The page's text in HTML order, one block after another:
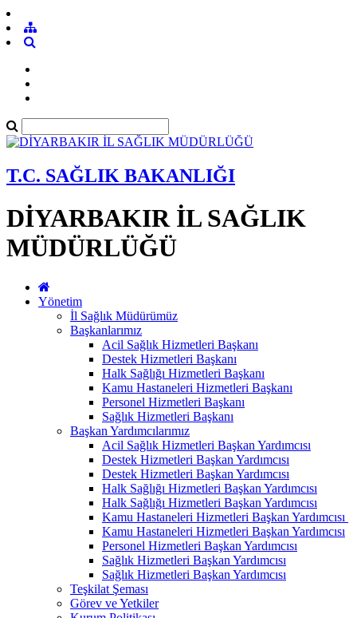
T.C. SAĞLIK BAKANLIĞI
DİYARBAKIR İL SAĞLIK
MÜDÜRLÜĞÜ
Yönetim
İl Sağlık Müdürümüz
Başkanlarımız
Acil Sağlık Hizmetleri Başkanı
Destek Hizmetleri Başkanı
Halk Sağlığı Hizmetleri Başkanı
Kamu Hastaneleri Hizmetleri Başkanı
Personel Hizmetleri Başkanı
Sağlık Hizmetleri Başkanı
Başkan Yardımcılarımız
Acil Sağlık Hizmetleri Başkan Yardımcısı
Destek Hizmetleri Başkan Yardımcısı
Destek Hizmetleri Başkan Yardımcısı
Halk Sağlığı Hizmetleri Başkan Yardımcısı
Halk Sağlığı Hizmetleri Başkan Yardımcısı
Kamu Hastaneleri Hizmetleri Başkan Yardımcısı ​
Kamu Hastaneleri Hizmetleri Başkan Yardımcısı
Personel Hizmetleri Başkan Yardımcısı
Sağlık Hizmetleri Başkan Yardımcısı
Sağlık Hizmetleri Başkan Yardımcısı
Teşkilat Şeması
Görev ve Yetkiler